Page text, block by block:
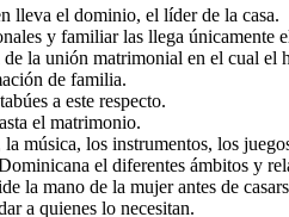
lleva el dominio, el líder de la casa.
y familiar las llega únicamente
la unión matrimonial en el cual el
de familia.
a este respecto.
el matrimonio.
música, los instrumentos, los
el diferentes ámbitos y
la mano de la mujer antes de
a quienes lo necesitan.